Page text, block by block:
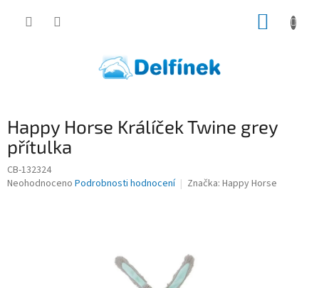
Happy Horse Králíček Twine grey
přítulka
CB-132324
Průměrné
Neohodnoceno Podrobnosti hodnocení Značka: Happy Horse